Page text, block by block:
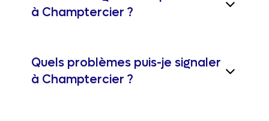
à Champtercier ?
Quels problèmes puis-je signaler
à Champtercier ?